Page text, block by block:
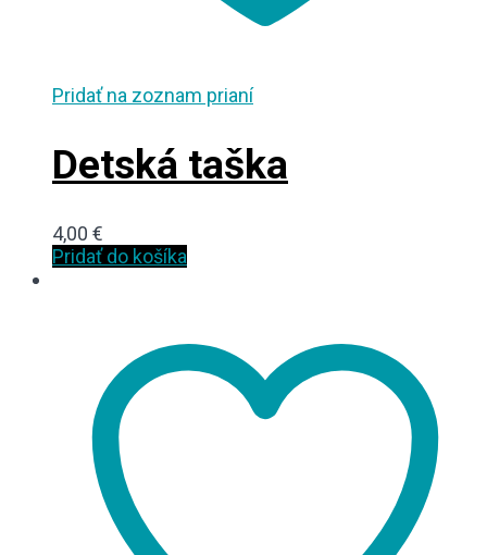
Pridať na zoznam prianí
Detská taška
4,00 €
Pridať do košíka